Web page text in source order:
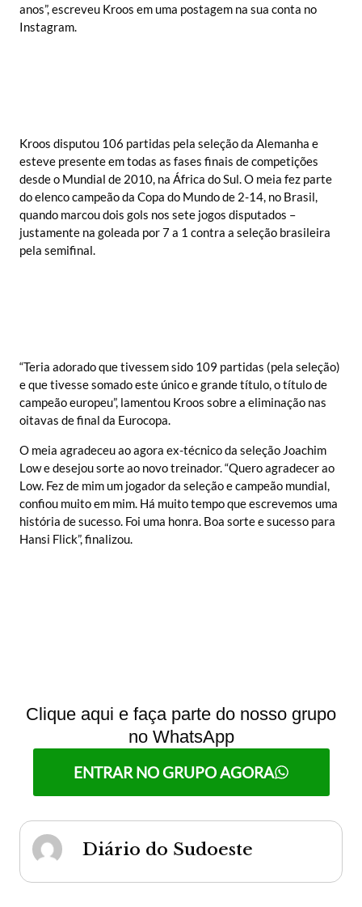
anos”, escreveu Kroos em uma postagem na sua conta no
Instagram.
Kroos disputou 106 partidas pela seleção da Alemanha e
esteve presente em todas as fases finais de competições
desde o Mundial de 2010, na África do Sul. O meia fez parte
do elenco campeão da Copa do Mundo de 2-14, no Brasil,
quando marcou dois gols nos sete jogos disputados –
justamente na goleada por 7 a 1 contra a seleção brasileira
pela semifinal.
“Teria adorado que tivessem sido 109 partidas (pela seleção)
e que tivesse somado este único e grande título, o título de
campeão europeu”, lamentou Kroos sobre a eliminação nas
oitavas de final da Eurocopa.
O meia agradeceu ao agora ex-técnico da seleção Joachim
Low e desejou sorte ao novo treinador. “Quero agradecer ao
Low. Fez de mim um jogador da seleção e campeão mundial,
confiou muito em mim. Há muito tempo que escrevemos uma
história de sucesso. Foi uma honra. Boa sorte e sucesso para
Hansi Flick”, finalizou.
Clique aqui e faça parte do nosso grupo
no WhatsApp
ENTRAR NO GRUPO AGORA
Diário do Sudoeste